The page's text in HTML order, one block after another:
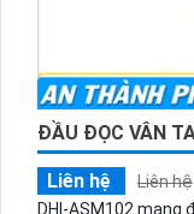
ĐẦU ĐỌC VÂN
Liên hệ
Liên hệ
DHI-ASM102 mang